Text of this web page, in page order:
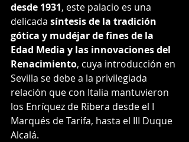
desde 1931, este palacio es una
delicada síntesis de la tradición
gótica y mudéjar de fines de la
Edad Media y las innovaciones del
Renacimiento, cuya introducción en
Sevilla se debe a la privilegiada
relación que con Italia mantuvieron
los Enríquez de Ribera desde el I
Marqués de Tarifa, hasta el III Duque
Alcalá.